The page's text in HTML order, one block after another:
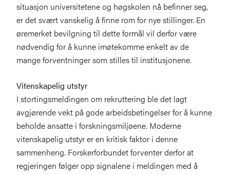
situasjon universitetene og høgskolen nå befinner seg,
er det svært vanskelig å finne rom for nye stillinger. En
øremerket bevilgning til dette formål vil derfor være
nødvendig for å kunne imøtekomme enkelt av de
mange forventninger som stilles til institusjonene.
Vitenskapelig utstyr
I stortingsmeldingen om rekruttering ble det lagt
avgjørende vekt på gode arbeidsbetingelser for å kunne
beholde ansatte i forskningsmiljøene. Moderne
vitenskapelig utstyr er en kritisk faktor i denne
sammenheng. Forskerforbundet forventer derfor at
regjeringen følger opp signalene i meldingen med å